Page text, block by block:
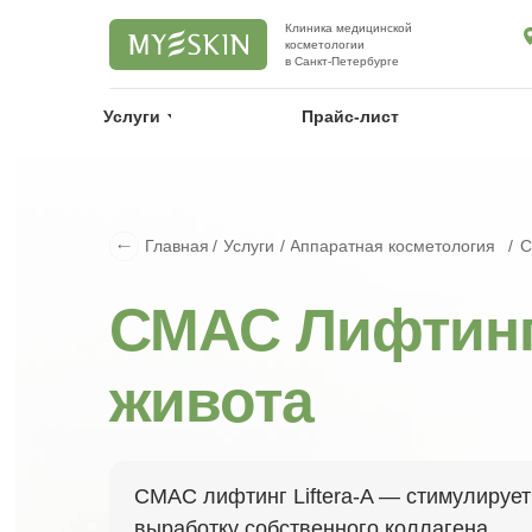
Прайс-лист
Услуги
Клиника медицинской
косметологии
в Санкт-Петербурге
Услуги Прайс-лист
Главная / Услуги / Аппаратная косметология /
СМАС лифтинг Liftera-A — стимулирует
СМАС
живота